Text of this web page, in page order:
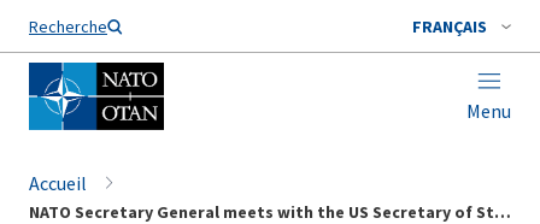
Recherche FRANÇAIS
Menu
Nom de famille*
Accueil
NATO Secretary General meets with the US Secretary of State